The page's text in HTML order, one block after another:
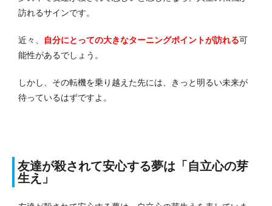
訪れるサインです。
近々、 自分にとっての大きなターニングポイントが訪れる可
能性があるでしょう。
しかし、その転機を乗り越えた先には、きっと明るい未来が
待っているはずですよ。
友達が殺されて安心する夢は「自立心の芽
生え」